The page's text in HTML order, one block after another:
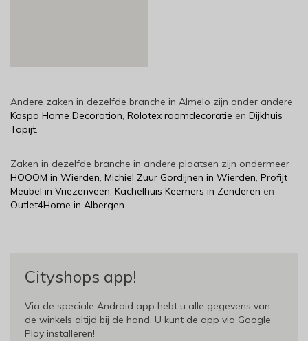
Andere zaken in dezelfde branche in Almelo zijn onder andere
Kospa Home Decoration, Rolotex raamdecoratie en Dijkhuis
Tapijt.
Zaken in dezelfde branche in andere plaatsen zijn ondermeer
HOOOM in Wierden, Michiel Zuur Gordijnen in Wierden, Profijt
Meubel in Vriezenveen, Kachelhuis Keemers in Zenderen en
Outlet4Home in Albergen.
Cityshops app!
Via de speciale Android app hebt u alle gegevens van
de winkels altijd bij de hand. U kunt de app via Google
Play installeren!